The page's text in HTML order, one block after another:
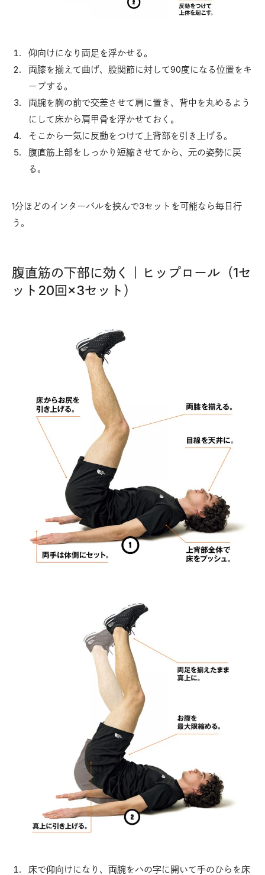
仰向けになり両足を浮かせる。
両膝を揃えて曲げ、股関節に対して90度になる位置をキ
ープする。
両腕を胸の前で交差させて肩に置き、背中を丸めるよう
にして床から肩甲骨を浮かせておく。
そこから一気に反動をつけて上背部を引き上げる。
腹直筋上部をしっかり短縮させてから、元の姿勢に戻
る。
1分ほどのインターバルを挟んで3セットを可能なら毎日行
う。
腹直筋の下部に効く｜ヒップロール（1セ
ット20回×3セット）
床で仰向けになり、両腕をハの字に開いて手のひらを床